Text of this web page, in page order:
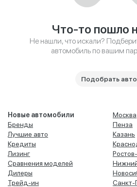
Что-то пошло
Не нашли, что искали?
автомобиль по вашим
Подобрать авто
Новые автомобили
Бренды
Лучшие авто
Кредиты
Лизинг
Сравнения моделей
Дилеры
Трейд-ин
Москва
Пенза
Казань
Санкт-